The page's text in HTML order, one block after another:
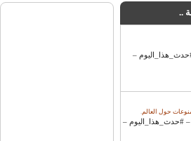
..
#حدث_هذا_اليوم –
حول العالم.
– #حدث_هذا_اليوم –